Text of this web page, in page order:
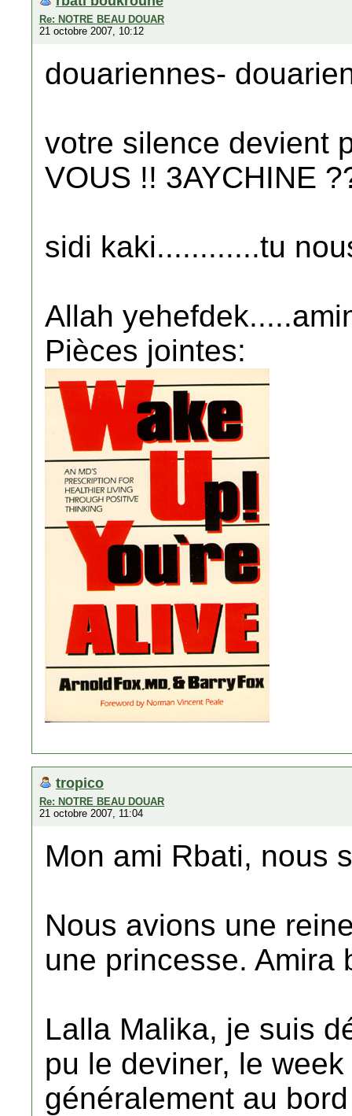
Re: NOTRE BEAU DOUAR
21 octobre 2007, 10:12
douariennes-
votre silence devient
VOUS !! 3AYCHINE
sidi kaki............tu
Allah
Pièces jointes:
tropico
Re: NOTRE BEAU DOUAR
21 octobre 2007, 11:04
Mon ami Rbati, nous
Nous avions une
une princesse. Amira
Lalla Malika, je suis
pu le deviner, le
généralement au